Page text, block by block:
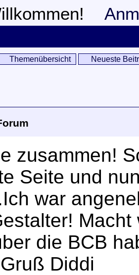
Themenübersicht Neueste
zusammen!
Seite und
war
die BCB
Diddi